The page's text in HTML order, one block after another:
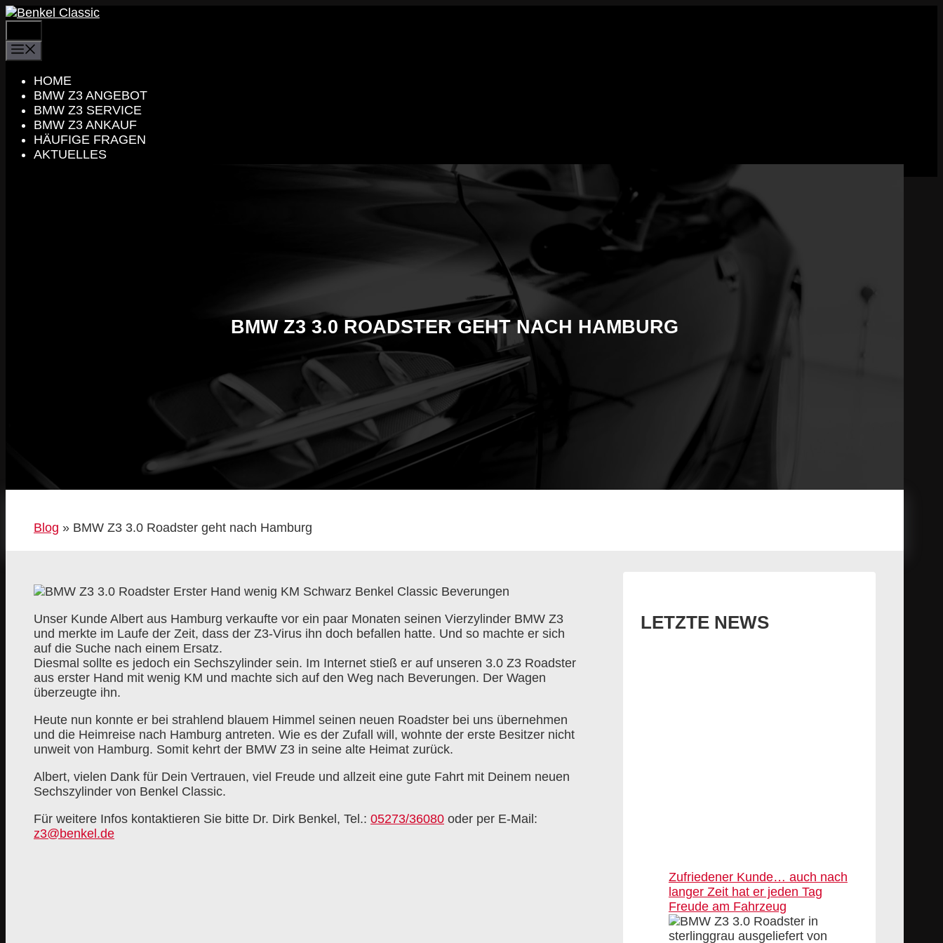
Zum
springen
HOME
BMW Z3 ANGEBOT
BMW Z3 SERVICE
BMW Z3 ANKAUF
HÄUFIGE FRAGEN
AKTUELLES
BMW Z3 3.0 ROADSTER GEHT NACH HAMBURG
Blog » BMW Z3 3.0 Roadster geht nach Hamburg
Unser Kunde Albert aus Hamburg verkaufte vor ein paar Monaten seinen Vierzylinder BMW Z3
und merkte im Laufe der Zeit, dass der Z3-Virus ihn doch befallen hatte. Und so machte er sich
auf die Suche nach einem Ersatz.
Diesmal sollte es jedoch ein Sechszylinder sein. Im Internet stieß er auf unseren 3.0 Z3 Roadster
aus erster Hand mit wenig KM und machte sich auf den Weg nach Beverungen. Der Wagen
überzeugte ihn.
Heute nun konnte er bei strahlend blauem Himmel seinen neuen Roadster bei uns übernehmen
und die Heimreise nach Hamburg antreten. Wie es der Zufall will, wohnte der erste Besitzer nicht
unweit von Hamburg. Somit kehrt der BMW Z3 in seine alte Heimat zurück.
Albert, vielen Dank für Dein Vertrauen, viel Freude und allzeit eine gute Fahrt mit Deinem neuen
Sechszylinder von Benkel Classic.
Für weitere Infos kontaktieren Sie bitte Dr. Dirk Benkel, Tel.: 05273/36080 oder per E-Mail:
z3@benkel.de
LETZTE NEWS
Zufriedener Kunde… auch nach
langer Zeit hat er jeden Tag
Freude am Fahrzeug